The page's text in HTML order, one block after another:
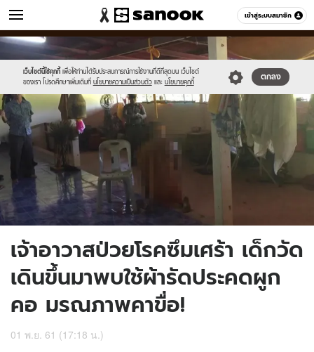
เข้าสู่ระบบสมาชิก
ข่าว หมวดอื่นๆ
เว็บไซต์นี้ใช้คุกกี้ เพื่อให้ท่านได้รับประสบการณ์การใช้งานที่ดีที่สุดบน เว็บไซต์
ของเรา โปรดศึกษาเพิ่มเติมที่ นโยบายความเป็นส่วนตัว และ นโยบายคุกกี้
ตกลง
Sanook
//s.isanook.com/sr/0/images/logo-
new-
sanook.png
600
60
//s.isanook.com/ns/0/ud/1512/7561854/11.jpg
เจ้าอาวาสป่วยโรคซึมเศร้า เด็กวัด
เดินขึ้นมาพบใช้ผ้ารัดประคดผูก
คอ มรณภาพคาขื่อ!
01 พ.ย. 61 (17:18 น.)